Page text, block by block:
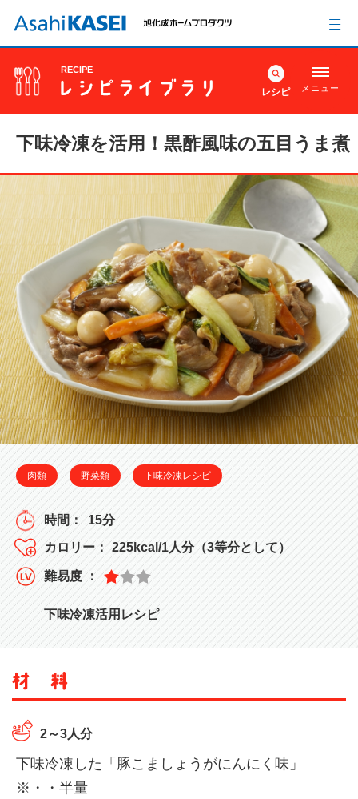
RECIPE
レシピ メニュー
下味冷凍を活用！黒酢風味の五目うま煮
肉類 野菜類 下味冷凍レシピ
15分
225kcal/1人分（3等分として）
下味冷凍活用レシピ
2～3人分
下味冷凍した「豚こましょうがにんにく味」
※・・半量